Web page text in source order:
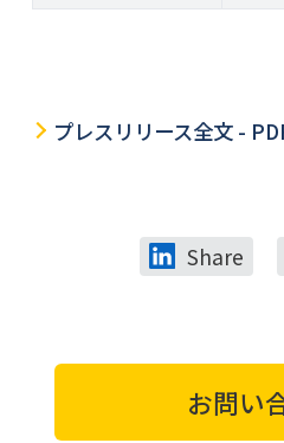
プレスリリース全文 -
Share
お問い